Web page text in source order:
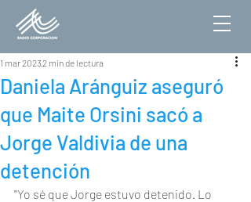
Daniela Aránguiz aseguró
que Maite Orsini sacó a
Jorge Valdivia de una
detención
1 mar 20232 min de lectura
"Yo sé que Jorge estuvo detenido. Lo